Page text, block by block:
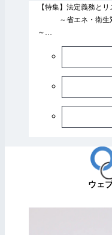
・なるほど！ わかる
・ヒューマンエラー
・制御がわかる 電気
・“電気交渉人”一之
【特集】法定義務と
～省エネ・衛生対
～
【解説】日本キヤリ
【リポート】新製品
【ライセンス】ビル
【ライセンス】ビル
【連載】おとうふマ
【連載】めざまし（
ウェ